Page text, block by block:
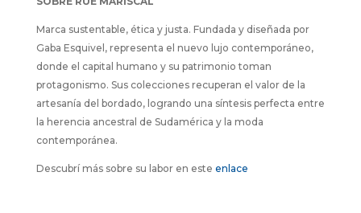
Marca sustentable, ética y justa. Fundada y diseñada por
Gaba Esquivel, representa el nuevo lujo contemporáneo,
donde el capital humano y su patrimonio toman
protagonismo. Sus colecciones recuperan el valor de la
artesanía del bordado, logrando una síntesis perfecta entre
la herencia ancestral de Sudamérica y la moda
contemporánea.
Descubrí más sobre su labor en este enlace